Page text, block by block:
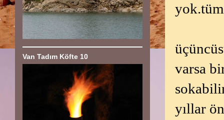
varsa
yıllar
Van Tadım Köfte 10